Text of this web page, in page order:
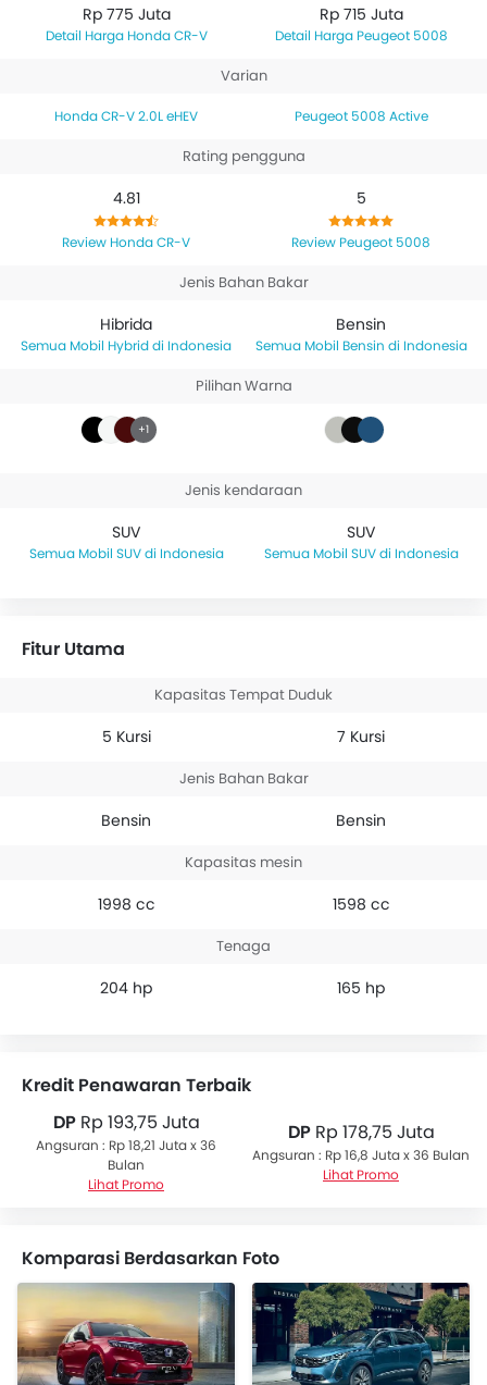
Rp 775 Juta
Harga Honda CR-V
Rp 715 Juta
Harga Peugeot 5008
Varian
Honda CR-V 2.0L eHEV Peugeot 5008 Active
Rating pengguna
4.81
Review Honda CR-V
5
Review Peugeot 5008
Jenis Bahan Bakar
Hibrida
Mobil Hybrid di Indonesia
Bensin
Mobil Bensin di Indonesia
Pilihan Warna
+1
Jenis kendaraan
SUV
Mobil SUV di Indonesia
SUV
Mobil SUV di Indonesia
Fitur Utama
Kapasitas Tempat Duduk
5 Kursi 7 Kursi
Jenis Bahan Bakar
Bensin Bensin
Kapasitas mesin
1998 cc 1598 cc
Tenaga
204 hp 165 hp
Kredit Penawaran Terbaik
DPRp 193,75 Juta
Angsuran : Rp 18,21 Juta x 36
Bulan
Lihat Promo
DPRp 178,75 Juta
Angsuran : Rp 16,8 Juta x 36 Bulan
Lihat Promo
Komparasi Berdasarkan Foto